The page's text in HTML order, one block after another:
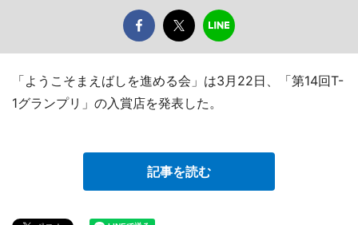
「ようこそまえばしを進める会」は3月22日、「第14回T-
1グランプリ」の入賞店を発表した。
記事を読む